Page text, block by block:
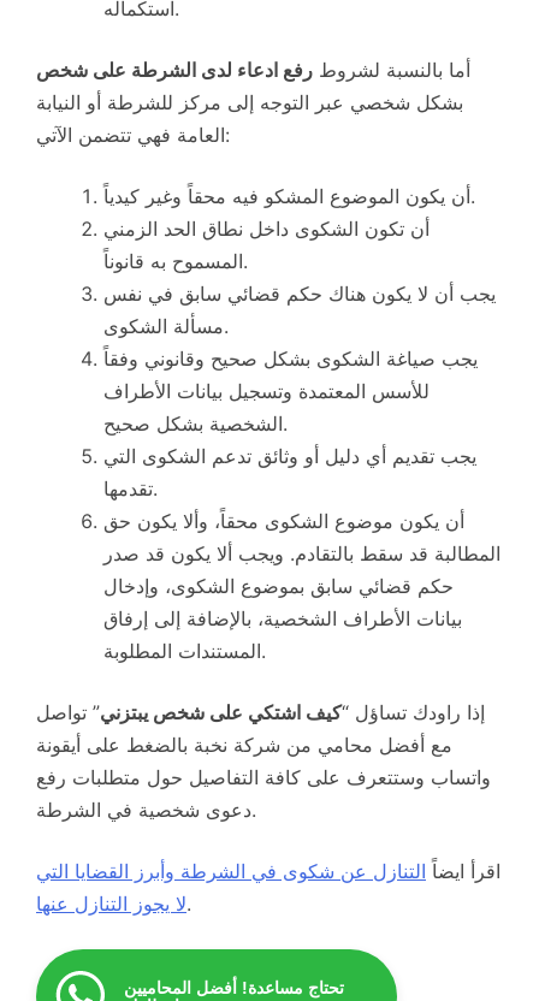
استكماله.
أما بالنسبة لشروط رفع ادعاء لدى الشرطة على شخص
بشكل شخصي عبر التوجه إلى مركز للشرطة أو النيابة
العامة فهي تتضمن الآتي:
أن يكون الموضوع المشكو فيه محقاً وغير كيدياً.
أن تكون الشكوى داخل نطاق الحد الزمني
المسموح به قانوناً.
يجب أن لا يكون هناك حكم قضائي سابق في نفس
مسألة الشكوى.
يجب صياغة الشكوى بشكل صحيح وقانوني وفقاً
للأسس المعتمدة وتسجيل بيانات الأطراف
الشخصية بشكل صحيح.
يجب تقديم أي دليل أو وثائق تدعم الشكوى التي
تقدمها.
أن يكون موضوع الشكوى محقاً، وألا يكون حق
المطالبة قد سقط بالتقادم. ويجب ألا يكون قد صدر
حكم قضائي سابق بموضوع الشكوى، وإدخال
بيانات الأطراف الشخصية، بالإضافة إلى إرفاق
المستندات المطلوبة.
إذا راودك تساؤل “كيف اشتكي على شخص يبتزني” تواصل
مع أفضل محامي من شركة نخبة بالضغط على أيقونة
واتساب وستتعرف على كافة التفاصيل حول متطلبات رفع
دعوى شخصية في الشرطة.
اقرأ ايضاً التنازل عن شكوى في الشرطة وأبرز القضايا التي
لا يجوز التنازل عنها.
تحتاج مساعدة! أفضل المحاميين